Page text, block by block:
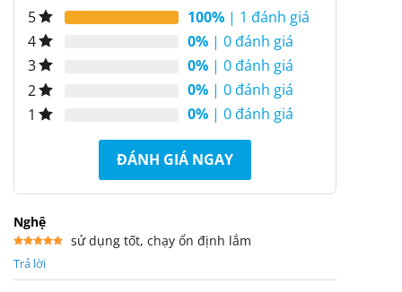
5 100% | 1 đánh giá
4
0% | 0 đánh giá
3
0% | 0 đánh giá
2
0% | 0 đánh giá
1
0% | 0 đánh giá
ĐÁNH GIÁ NGAY
Nghệ
hạng5
sử dụng tốt, chạy ổn định lắm
Trả lời